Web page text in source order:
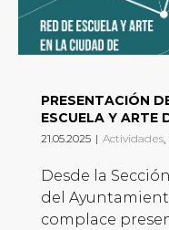
PRESENTACIÓN
ESCUELA Y ARTE
21.05.2025 | Actividades,
Desde la
del
complace